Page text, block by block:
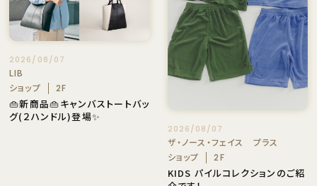
2026/08/07
LIB
ショップ
2F
👜新商品👜キャンバストートバッ
グ(２ハンドル)登場✨
2026/08/07
ザ・ノース・フェイス プラス
ショップ
2F
KIDS パイルコレクションのご紹